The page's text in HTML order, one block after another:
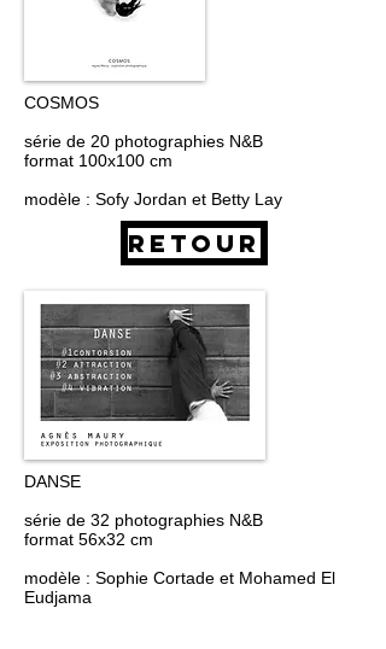
COSMOS
série de 20 photographies N&B
format 100x100 cm
modèle : Sofy Jordan et Betty Lay
Retour
DANSE
série de 32 photographies N&B
format 56x32 cm
modèle : Sophie Cortade et Mohamed El
Eudjama